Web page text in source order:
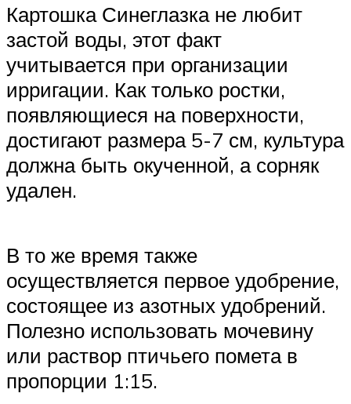
Картошка Синеглазка не любит
застой воды, этот факт
учитывается при организации
ирригации. Как только ростки,
появляющиеся на поверхности,
достигают размера 5-7 см, культура
должна быть окученной, а сорняк
удален.
В то же время также
осуществляется первое удобрение,
состоящее из азотных удобрений.
Полезно использовать мочевину
или раствор птичьего помета в
пропорции 1:15.